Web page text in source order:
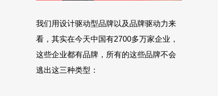
我们用设计驱动型品牌以及品牌驱动力来
看，其实在今天中国有2700多万家企业，
这些企业都有品牌，所有的这些品牌不会
逃出这三种类型：